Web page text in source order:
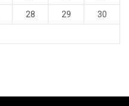
28 29 30